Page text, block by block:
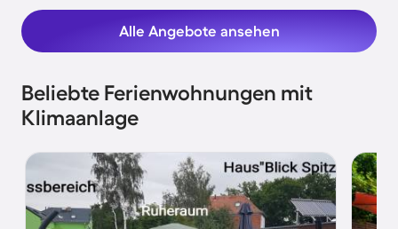
Alle Angebote ansehen
Beliebte Ferienwohnungen mit
Klimaanlage